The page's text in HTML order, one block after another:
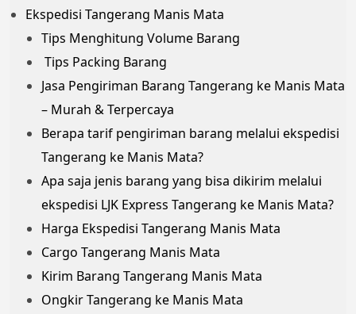
Ekspedisi Tangerang Manis Mata
Tips Menghitung Volume Barang
Tips Packing Barang
Jasa Pengiriman Barang Tangerang ke Manis Mata
– Murah & Terpercaya
Berapa tarif pengiriman barang melalui ekspedisi
Tangerang ke Manis Mata?
Apa saja jenis barang yang bisa dikirim melalui
ekspedisi LJK Express Tangerang ke Manis Mata?
Harga Ekspedisi Tangerang Manis Mata
Cargo Tangerang Manis Mata
Kirim Barang Tangerang Manis Mata
Ongkir Tangerang ke Manis Mata